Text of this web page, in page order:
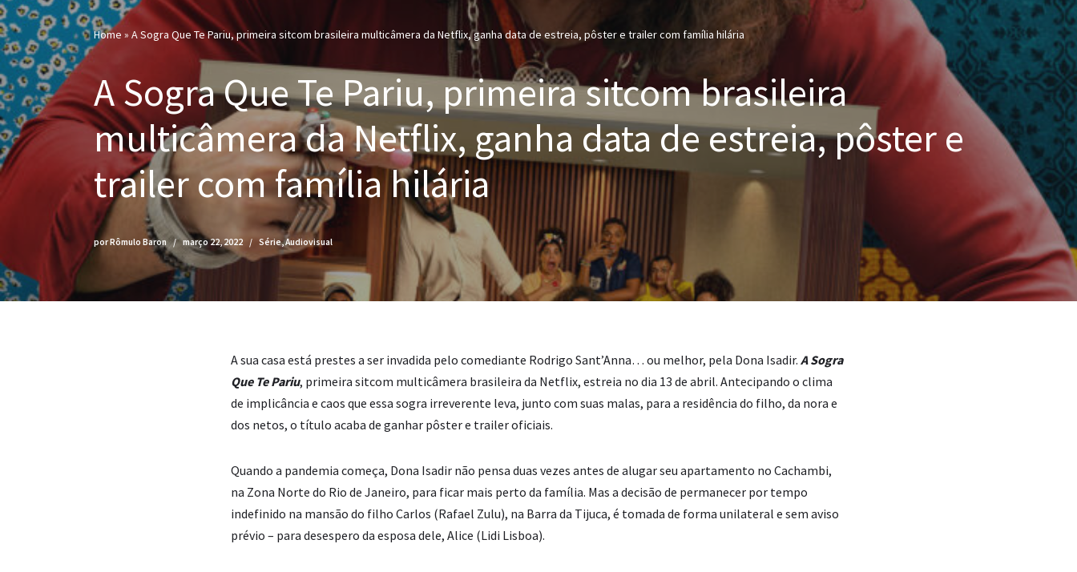
Home » A Sogra Que Te Pariu, primeira sitcom brasileira multicâmera da Netflix, ganha data de estreia, pôster e trailer com família hilária
A Sogra Que Te Pariu, primeira sitcom brasileira
multicâmera da Netflix, ganha data de estreia, pôster e
trailer com família hilária
porRômulo Baron março 22, 2022 Série,Audiovisual
A sua casa está prestes a ser invadida pelo comediante Rodrigo Sant’Anna… ou melhor, pela Dona Isadir. A Sogra
Que Te Pariu, primeira sitcom multicâmera brasileira da Netflix, estreia no dia 13 de abril. Antecipando o clima
de implicância e caos que essa sogra irreverente leva, junto com suas malas, para a residência do filho, da nora e
dos netos, o título acaba de ganhar pôster e trailer oficiais.
Quando a pandemia começa, Dona Isadir não pensa duas vezes antes de alugar seu apartamento no Cachambi,
na Zona Norte do Rio de Janeiro, para ficar mais perto da família. Mas a decisão de permanecer por tempo
indefinido na mansão do filho Carlos (Rafael Zulu), na Barra da Tijuca, é tomada de forma unilateral e sem aviso
prévio – para desespero da esposa dele, Alice (Lidi Lisboa).